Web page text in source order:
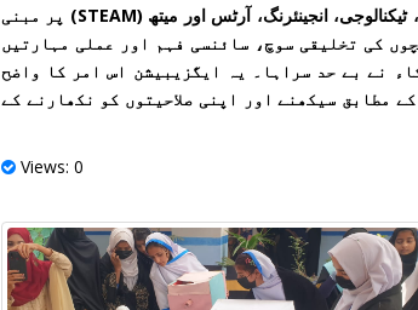
2025 کا کامیاب انعقاد کیا گیا، جس میں طلباء و طالبات نے سائنس، ٹیکنالوجی، انجینئرنگ، آرٹس اور میتھ (STEAM) پر مبنی
کی تخلیقی سوچ، سائنسی فہم اور عملی مہارتیں
نے بے حد سراہا۔ یہ ایگزیبیشن اس امر کا واضح
مطابق سیکھنے اور اپنی صلاحیتوں کو نکھارنے کے
Views: 0